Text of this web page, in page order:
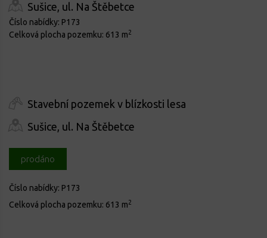
Sušice, ul. Na Štěbetce
Číslo nabídky: P173
Celková plocha pozemku: 613 m2
Stavební pozemek v blízkosti lesa
Sušice, ul. Na Štěbetce
prodáno
Číslo nabídky: P173
Celková plocha pozemku: 613 m2